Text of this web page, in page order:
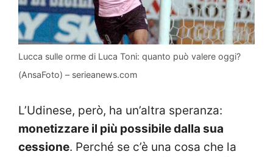
Lucca sulle orme di Luca Toni: quanto può valere oggi?
(AnsaFoto) – serieanews.com
L’Udinese, però, ha un’altra speranza:
monetizzare il più possibile dalla sua
cessione. Perché se c’è una cosa che la